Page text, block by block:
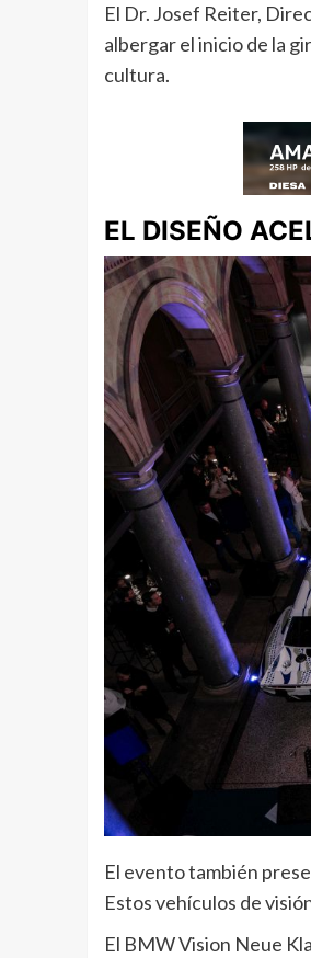
El Dr. Josef Reiter,
albergar el inicio de la
cultura.
EL DISEÑO
El evento también
Estos vehículos de
El BMW Vision Neue